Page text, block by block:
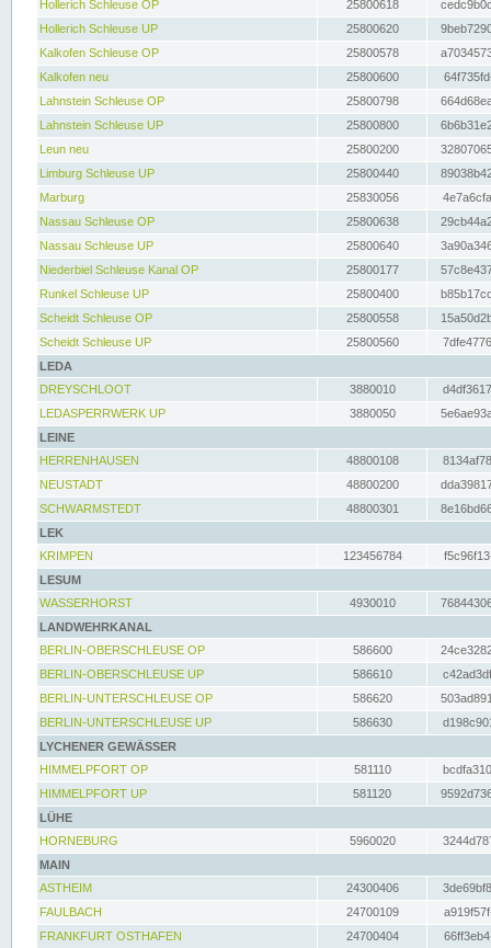
Hollerich Schleuse OP
25800618
Hollerich Schleuse UP
25800620
Kalkofen Schleuse OP
25800578
Kalkofen neu
25800600
Lahnstein Schleuse OP
25800798
Lahnstein Schleuse UP
25800800
Leun neu
25800200
Limburg Schleuse UP
25800440
Marburg
25830056
Nassau Schleuse OP
25800638
Nassau Schleuse UP
25800640
Niederbiel Schleuse Kanal OP
25800177
Runkel Schleuse UP
25800400
Scheidt Schleuse OP
25800558
Scheidt Schleuse UP
25800560
LEDA
DREYSCHLOOT
3880010
LEDASPERRWERK UP
3880050
LEINE
HERRENHAUSEN
48800108
NEUSTADT
48800200
SCHWARMSTEDT
48800301
LEK
KRIMPEN
123456784
LESUM
WASSERHORST
4930010
LANDWEHRKANAL
BERLIN-OBERSCHLEUSE OP
586600
BERLIN-OBERSCHLEUSE UP
586610
BERLIN-UNTERSCHLEUSE OP
586620
BERLIN-UNTERSCHLEUSE UP
586630
LYCHENER GEWÄSSER
HIMMELPFORT OP
581110
HIMMELPFORT UP
581120
LÜHE
HORNEBURG
5960020
MAIN
ASTHEIM
24300406
FAULBACH
24700109
FRANKFURT OSTHAFEN
24700404